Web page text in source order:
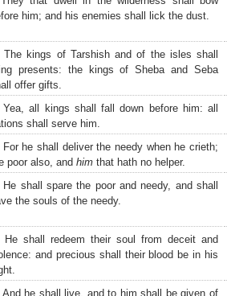
him; and his enemies shall lick the dust.
The kings of Tarshish and of the isles shall
presents: the kings of Sheba and Seba
offer gifts.
Yea, all kings shall fall down before him: all
shall serve him.
For he shall deliver the needy when he crieth;
poor also, and him that hath no helper.
He shall spare the poor and needy, and shall
the souls of the needy.
He shall redeem their soul from deceit and
and precious shall their blood be in his
And he shall live, and to him shall be given of